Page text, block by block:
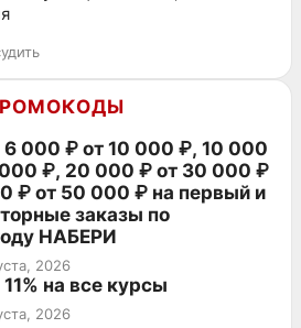
000 ₽ от 10 000 ₽, 10 000
000 ₽, 20 000 ₽ от 30 000 ₽
₽ от 50 000 ₽ на первый и
заказы по
НАБЕРИ
2026
на все курсы
2026